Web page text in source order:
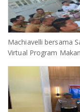
Machiavelli bersama
Virtual Program